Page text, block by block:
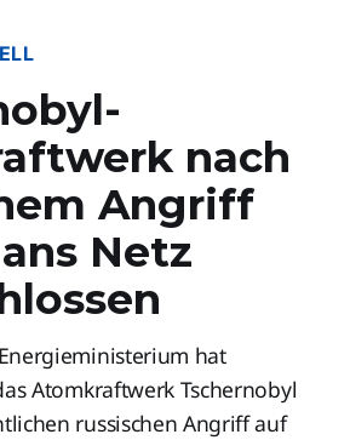
nach
Angriff
Netz
hat
Atomkraftwerk Tschernobyl
russischen Angriff auf